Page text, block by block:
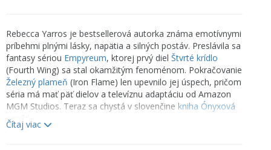
Rebecca Yarros je bestsellerová autorka známa emotívnymi
príbehmi plnými lásky, napätia a silných postáv. Preslávila sa
fantasy sériou Empyreum, ktorej prvý diel Štvrté krídlo
(Fourth Wing) sa stal okamžitým fenoménom. Pokračovanie
Železný plameň (Iron Flame) len upevnilo jej úspech, pričom
séria má mať päť dielov a televíznu adaptáciu od Amazon
MGM Studios. Teraz sa chystá v slovenčine kniha Ónyxová
smršť
Čítaj viac